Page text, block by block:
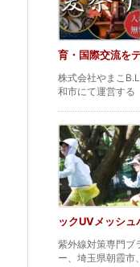
育・国際交流を
株式会社やまこ
和市にて運営する
ックUVメッシュ
紫外線対策専門ブ
ー、埼玉県朝霞市